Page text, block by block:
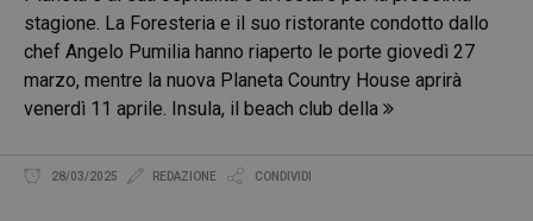
stagione. La Foresteria e il suo ristorante condotto dallo
chef Angelo Pumilia hanno riaperto le porte giovedì 27
marzo, mentre la nuova Planeta Country House aprirà
venerdì 11 aprile. Insula, il beach club della
28/03/2025 REDAZIONE CONDIVIDI